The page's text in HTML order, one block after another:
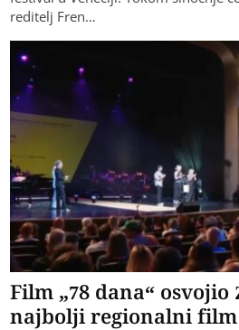
reditelj Fren…
Film „78 dana“
najbolji regionalni film